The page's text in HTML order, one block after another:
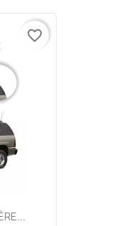
favorite_border